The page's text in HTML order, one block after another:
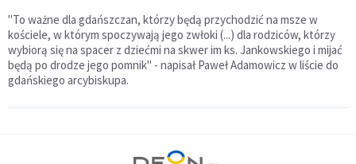
"To ważne dla gdańszczan, którzy będą przychodzić na msze w
kościele, w którym spoczywają jego zwłoki (...) dla rodziców, którzy
wybiorą się na spacer z dziećmi na skwer im ks. Jankowskiego i mijać
będą po drodze jego pomnik" - napisał Paweł Adamowicz w liście do
gdańskiego arcybiskupa.